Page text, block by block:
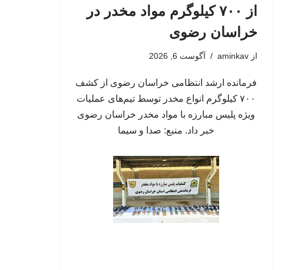
از ۷۰۰ کیلوگرم مواد مخدر در
خراسان رضوی
از aminkav آگوست 6, 2026
فرمانده ارشد انتظامی خراسان رضوی از کشف
۷۰۰ کیلوگرم انواع مخدر توسط تیم‌های عملیات
ویژه پلیس مبارزه با مواد مخدر خراسان رضوی
خبر داد. منبع: صدا و سیما